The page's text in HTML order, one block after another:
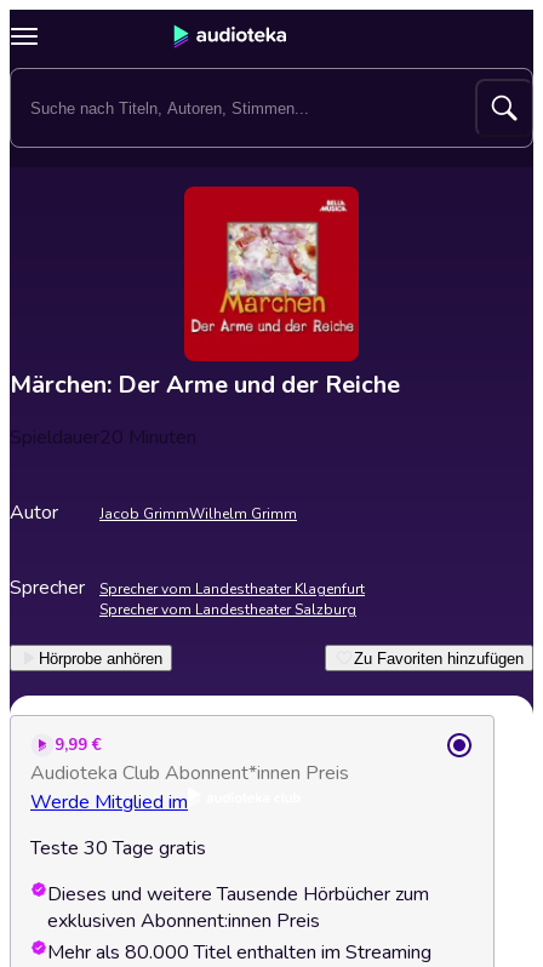
Märchen: Der Arme und der Reiche
Spieldauer20 Minuten
Autor Jacob GrimmWilhelm Grimm
Sprecher
Sprecher vom Landestheater Klagenfurt
Sprecher vom Landestheater Salzburg
Hörprobe anhören Zu Favoriten hinzufügen
9,99 €
Audioteka Club Abonnent*innen Preis
Werde Mitglied im
Teste 30 Tage gratis
Dieses und weitere Tausende Hörbücher zum
exklusiven Abonnent:innen Preis
Mehr als 80.000 Titel enthalten im Streaming